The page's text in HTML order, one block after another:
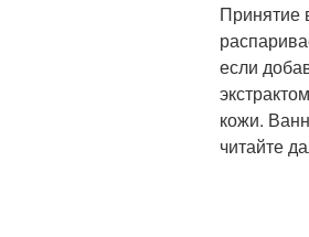
Принятие
если
кожи.
читайте